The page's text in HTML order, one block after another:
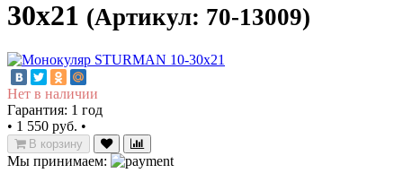
30x21 (Артикул: 70-13009)
Нет в наличии
Гарантия: 1 год
• 1 550 руб. •
В корзину
Мы принимаем: